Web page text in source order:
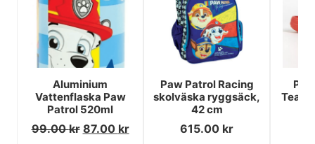
Aluminium
Vattenflaska Paw
Patrol 520ml
99.00kr 87.00 kr
Paw Patrol Racing
skolväska ryggsäck,
42 cm
615.00 kr
Team